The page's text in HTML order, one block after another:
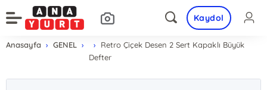
Kaydol
Anasayfa GENEL
Retro Çiçek Desen 2 Sert Kapaklı Büyük
Defter